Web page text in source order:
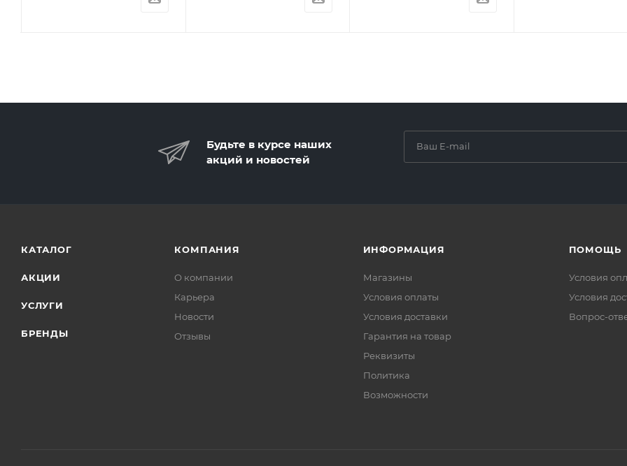
Будьте в курсе наших
акций и новостей
КАТАЛОГ
АКЦИИ
УСЛУГИ
БРЕНДЫ
КОМПАНИЯ
О компании
Карьера
Новости
Отзывы
ИНФОРМАЦИЯ
Магазины
Условия оплаты
Условия доставки
Гарантия на товар
Реквизиты
Политика
Возможности
ПОМОЩЬ
Условия
Условия
Вопрос-